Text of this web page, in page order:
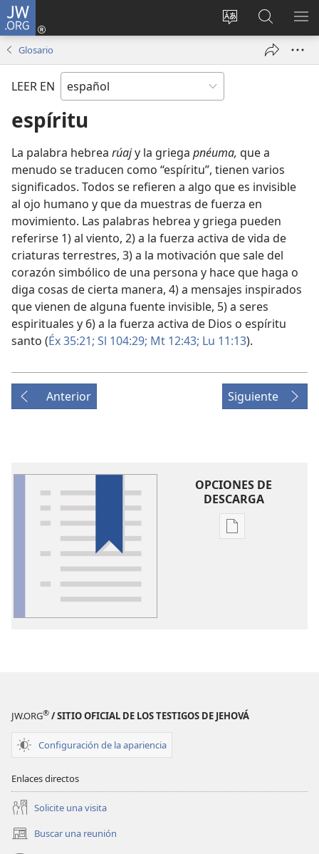
JW.ORG
Cambiar
del sitio
Iniciar
sesión
nueva
en
jw.org
Glosario
LEER EN
espíritu
La palabra hebrea rúajy la griega pnéuma, que a
menudo se traducen como “espíritu”, tienen varios
significados. Todos se refieren a algo que es invisible
al ojo humano y que da muestras de fuerza en
movimiento. Las palabras hebrea y griega pueden
referirse 1) al viento, 2) a la fuerza activa de vida de
criaturas terrestres, 3) a la motivación que sale del
corazón simbólico de una persona y hace que haga o
diga cosas de cierta manera, 4) a mensajes inspirados
que vienen de alguna fuente invisible, 5) a seres
espirituales y 6) a la fuerza activa de Dios o espíritu
santo (Éx 35:21; Sl 104:29; Mt 12:43; Lu 11:13).
Anterior Siguiente
OPCIONES DE
DESCARGA
Opciones
JW.ORG® / SITIO OFICIAL DE LOS TESTIGOS DE JEHOVÁ
Configuración de la apariencia
Enlaces directos
Solicite una visita
Buscar una reunión
(abre